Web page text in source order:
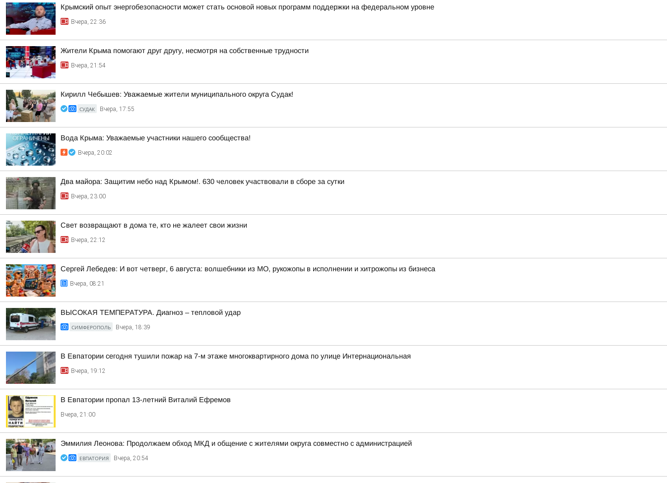
Крымский опыт энергобезопасности может стать основой новых программ поддержки на федеральном уровне
Вчера, 22:36
Жители Крыма помогают друг другу, несмотря на собственные трудности
Вчера, 21:54
Кирилл Чебышев: Уважаемые жители муниципального округа Судак!
СУДАК Вчера, 17:55
Вода Крыма: Уважаемые участники нашего сообщества!
Вчера, 20:02
Два майора: Защитим небо над Крымом!. 630 человек участвовали в сборе за сутки
Вчера, 23:00
Свет возвращают в дома те, кто не жалеет свои жизни
Вчера, 22:12
Сергей Лебедев: И вот четверг, 6 августа: волшебники из МО, рукожопы в исполнении и хитрожопы из бизнеса
Вчера, 08:21
ВЫСОКАЯ ТЕМПЕРАТУРА. Диагноз – тепловой удар
СИМФЕРОПОЛЬ Вчера, 18:39
В Евпатории сегодня тушили пожар на 7-м этаже многоквартирного дома по улице Интернациональная
Вчера, 19:12
В Евпатории пропал 13-летний Виталий Ефремов
Вчера, 21:00
Эммилия Леонова: Продолжаем обход МКД и общение с жителями округа совместно с администрацией
ЕВПАТОРИЯ Вчера, 20:54